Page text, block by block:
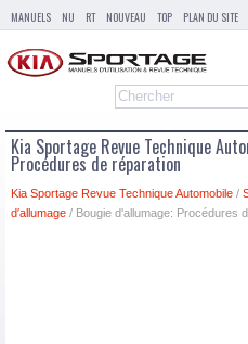
MANUELS NU RT NOUVEAU TOP PLAN DU SITE
Kia Sportage Revue Technique
Procédures de réparation
Kia Sportage Revue Technique Automobile /
d′allumage / Bougie d'allumage: Procédures